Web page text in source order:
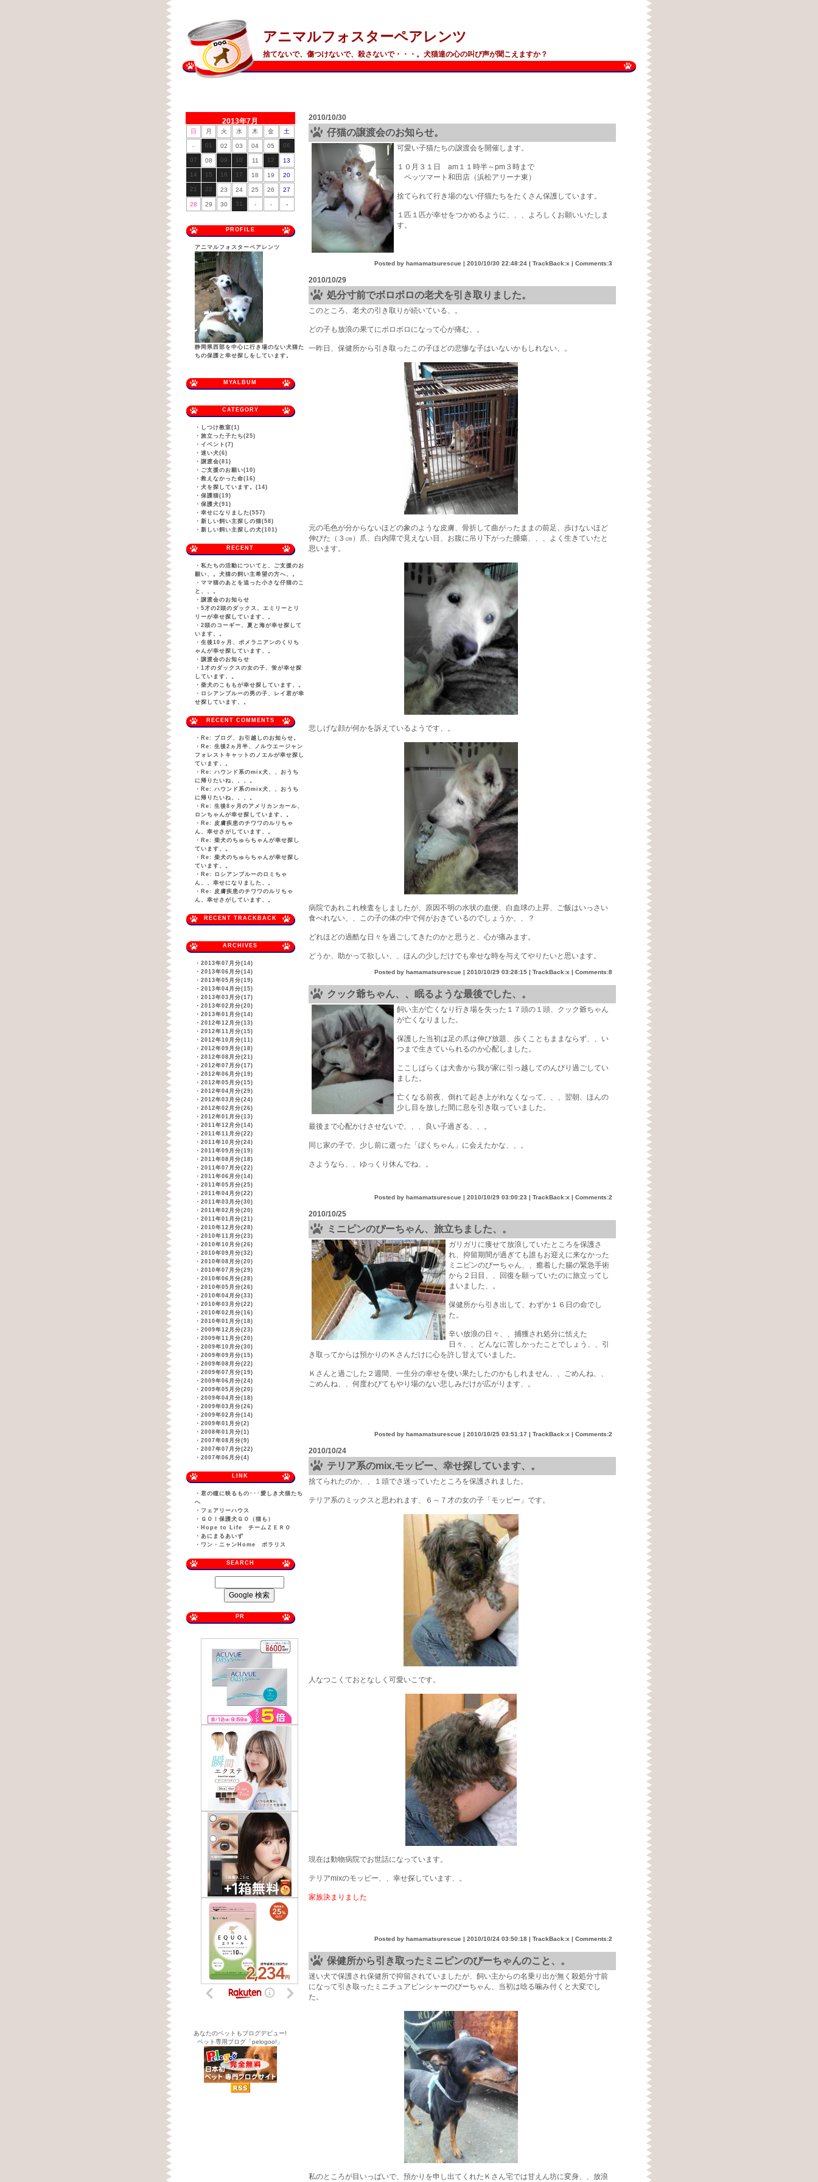
アニマルフォスターペアレンツ
捨てないで、傷つけないで、殺さないで・・・。犬猫達の心の叫び声が聞こえますか？
2013年7月
日 月 火 水 木 金 土
- 01 02 03 04 05 06
07 08 09 10 11 12 13
14 15 16 17 18 19 20
21 22 23 24 25 26 27
28 29 30 31 - - -
PROFILE
アニマルフォスターペアレンツ
静岡県西部を中心に行き場のない犬猫た
ちの保護と幸せ探しをしています。
MYALBUM
CATEGORY
・ しつけ教室(1)
・ 旅立った子たち(25)
・ イベント(7)
・ 迷い犬(6)
・ 譲渡会(81)
・ ご支援のお願い(10)
・ 救えなかった命(16)
・ 犬を探しています。(14)
・ 保護猫(19)
・ 保護犬(91)
・ 幸せになりました(557)
・ 新しい飼い主探しの猫(58)
・ 新しい飼い主探しの犬(101)
RECENT
・ 私たちの活動についてと、ご支援のお
願い、。犬猫の飼い主希望の方へ、。
・ ママ猫のあとを追った小さな仔猫のこ
と、、。
・ 譲渡会のお知らせ
・ 5才の2頭のダックス、エミリーとリ
リーが幸せ探しています、。
・ 2頭のコーギー、夏と海が幸せ探して
います、。
・ 生後10ヶ月、ポメラニアンのくりち
ゃんが幸せ探しています、。
・ 譲渡会のお知らせ
・ 1才のダックスの女の子、蛍が幸せ探
しています、。
・ 柴犬のこももが幸せ探しています、。
・ ロシアンブルーの男の子、レイ君が幸
せ探しています、。
RECENT COMMENTS
・ Re: ブログ、お引越しのお知らせ。
・ Re: 生後2ヵ月半、ノルウエージャン
フォレストキャットのノエルが幸せ探し
ています、。
・ Re: ハウンド系のmix犬、、おうち
に帰りたいね、、、。
・ Re: ハウンド系のmix犬、、おうち
に帰りたいね、、、。
・ Re: 生後8ヶ月のアメリカンカール、
ロンちゃんが幸せ探しています、。
・ Re: 皮膚疾患のチワワのルリちゃ
ん、幸せさがしています、。
・ Re: 柴犬のちゅらちゃんが幸せ探し
ています、。
・ Re: 柴犬のちゅらちゃんが幸せ探し
ています、。
・ Re: ロシアンブルーのロミちゃ
ん、、幸せになりました、。
・ Re: 皮膚疾患のチワワのルリちゃ
ん、幸せさがしています、。
RECENT TRACKBACK
ARCHIVES
・ 2013年07月分(14)
・ 2013年06月分(14)
・ 2013年05月分(19)
・ 2013年04月分(15)
・ 2013年03月分(17)
・ 2013年02月分(20)
・ 2013年01月分(14)
・ 2012年12月分(13)
・ 2012年11月分(15)
・ 2012年10月分(11)
・ 2012年09月分(18)
・ 2012年08月分(21)
・ 2012年07月分(17)
・ 2012年06月分(19)
・ 2012年05月分(15)
・ 2012年04月分(29)
・ 2012年03月分(24)
・ 2012年02月分(26)
・ 2012年01月分(13)
・ 2011年12月分(14)
・ 2011年11月分(22)
・ 2011年10月分(24)
・ 2011年09月分(19)
・ 2011年08月分(18)
・ 2011年07月分(22)
・ 2011年06月分(14)
・ 2011年05月分(25)
・ 2011年04月分(22)
・ 2011年03月分(30)
・ 2011年02月分(20)
・ 2011年01月分(21)
・ 2010年12月分(28)
・ 2010年11月分(23)
・ 2010年10月分(26)
・ 2010年09月分(32)
・ 2010年08月分(20)
・ 2010年07月分(29)
・ 2010年06月分(28)
・ 2010年05月分(26)
・ 2010年04月分(33)
・ 2010年03月分(22)
・ 2010年02月分(16)
・ 2010年01月分(18)
・ 2009年12月分(23)
・ 2009年11月分(20)
・ 2009年10月分(30)
・ 2009年09月分(15)
・ 2009年08月分(22)
・ 2009年07月分(19)
・ 2009年06月分(24)
・ 2009年05月分(20)
・ 2009年04月分(18)
・ 2009年03月分(26)
・ 2009年02月分(14)
・ 2009年01月分(2)
・ 2008年01月分(1)
・ 2007年08月分(9)
・ 2007年07月分(22)
・ 2007年06月分(4)
LINK
・ 君の瞳に映るもの･･･愛しき犬猫たち
へ
・ フェアリーハウス
・ ＧＯ！保護犬ＧＯ（猫も）
・ Hope to Life チームＺＥＲＯ
・ あにまるあいず
・ ワン・ニャンHome ポラリス
SEARCH
PR
あなたのペットもブログデビュー!
ペット専用ブログ「pelogoo!」
2010/10/30
仔猫の譲渡会のお知らせ。
可愛い子猫たちの譲渡会を開催します。
１０月３１日 am１１時半～pm３時まで
ペッツマート和田店（浜松アリーナ東）
捨てられて行き場のない仔猫たちをたくさん保護しています。
１匹１匹が幸せをつかめるように、、、よろしくお願いいたしま
す。
Posted by hamamatsurescue | 2010/10/30 22:48:24 | TrackBack:x | Comments:3
2010/10/29
処分寸前でボロボロの老犬を引き取りました。
このところ、老犬の引き取りが続いている、。
どの子も放浪の果てにボロボロになって心が痛む、。
一昨日、保健所から引き取ったこの子ほどの悲惨な子はいないかもしれない、。
元の毛色が分からないほどの象のような皮膚、骨折して曲がったままの前足、歩けないほど
伸びた（３㎝）爪、白内障で見えない目、お腹に吊り下がった腫瘍、、、よく生きていたと
思います。
悲しげな顔が何かを訴えているようです、。
病院であれこれ検査をしましたが、原因不明の水状の血便、白血球の上昇、ご飯はいっさい
食べれない、、この子の体の中で何がおきているのでしょうか、、？
どれほどの過酷な日々を過ごしてきたのかと思うと、心が痛みます。
どうか、助かって欲しい、、ほんの少しだけでも幸せな時を与えてやりたいと思います。
Posted by hamamatsurescue | 2010/10/29 03:28:15 | TrackBack:x | Comments:8
クック爺ちゃん、、眠るような最後でした、。
飼い主が亡くなり行き場を失った１７頭の１頭、クック爺ちゃん
が亡くなりました。
保護した当初は足の爪は伸び放題、歩くこともままならず、、い
つまで生きていられるのか心配しました。
ここしばらくは犬舎から我が家に引っ越してのんびり過ごしてい
ました。
亡くなる前夜、倒れて起き上がれなくなって、、、翌朝、ほんの
少し目を放した間に息を引き取っていました。
最後まで心配かけさせないで、、、良い子過ぎる、、。
同じ家の子で、少し前に逝った「ぼくちゃん」に会えたかな、、。
さようなら、、ゆっくり休んでね、。
Posted by hamamatsurescue | 2010/10/29 03:00:23 | TrackBack:x | Comments:2
2010/10/25
ミニピンのぴーちゃん、旅立ちました、。
ガリガリに痩せて放浪していたところを保護さ
れ、抑留期間が過ぎても誰もお迎えに来なかった
ミニピンのぴーちゃん、、癒着した腸の緊急手術
から２日目、、回復を願っていたのに旅立ってし
まいました、。
保健所から引き出して、わずか１６日の命でし
た。
辛い放浪の日々、、捕獲され処分に怯えた
日々、、どんなに苦しかったことでしょう、、引
き取ってからは預かりのＫさんだけに心を許し甘えていました。
Ｋさんと過ごした２週間、一生分の幸せを使い果たしたのかもしれません、、ごめんね、、
ごめんね、、何度わびてもやり場のない悲しみだけが広がります、。
Posted by hamamatsurescue | 2010/10/25 03:51:17 | TrackBack:x | Comments:2
2010/10/24
テリア系のmix,モッピー、幸せ探しています、。
捨てられたのか、、１頭でさ迷っていたところを保護されました。
テリア系のミックスと思われます、６～７才の女の子「モッピー」です。
人なつこくておとなしく可愛いこです。
現在は動物病院でお世話になっています。
テリアmixのモッピー、、幸せ探しています、。
家族決まりました
Posted by hamamatsurescue | 2010/10/24 03:50:18 | TrackBack:x | Comments:2
保健所から引き取ったミニピンのぴーちゃんのこと、。
迷い犬で保護され保健所で抑留されていましたが、飼い主からの名乗り出が無く殺処分寸前
になって引き取ったミニチュアピンシャーのぴーちゃん、当初は唸る噛み付くと大変でし
た。
私のところが目いっぱいで、預かりを申し出てくれたＫさん宅では甘えん坊に変身、、放浪